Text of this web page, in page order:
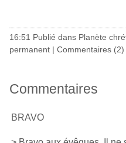
16:51 Publié dans Planète
permanent | Commentaires (2)
Commentaires
BRAVO